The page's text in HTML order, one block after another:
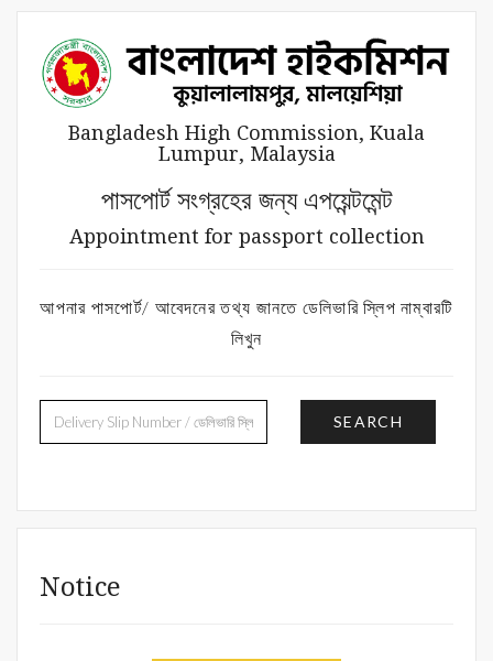
Bangladesh High Commission, Kuala
Lumpur, Malaysia
পাসপোর্ট সংগ্রহের জন্য এপয়েন্টমেন্ট
Appointment for passport collection
আপনার পাসপোর্ট/ আবেদনের তথ্য জানতে ডেলিভারি স্লিপ নাম্বারটি
লিখুন
SEARCH
Notice